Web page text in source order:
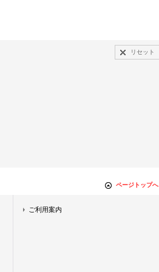
リセット
ページトップへ
ご利用案内